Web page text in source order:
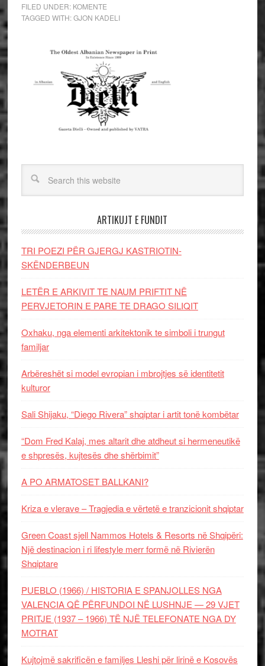
FILED UNDER: KOMENTE
TAGGED WITH:GJON KADELI
ARTIKUJT E FUNDIT
TRI POEZI PËR GJERGJ KASTRIOTIN-
SKËNDERBEUN
LETËR E ARKIVIT TE NAUM PRIFTIT NË
PERVJETORIN E PARE TE DRAGO SILIQIT
Oxhaku, nga elementi arkitektonik te simboli i trungut
familjar
Arbëreshët si model evropian i mbrojtjes së identitetit
kulturor
Sali Shijaku, “Diego Rivera” shqiptar i artit tonë kombëtar
“Dom Fred Kalaj, mes altarit dhe atdheut si hermeneutikë
e shpresës, kujtesës dhe shërbimit”
A PO ARMATOSET BALLKANI?
Kriza e vlerave – Tragjedia e vërtetë e tranzicionit shqiptar
Green Coast sjell Nammos Hotels & Resorts në Shqipëri:
Një destinacion i ri lifestyle merr formë në Rivierën
Shqiptare
PUEBLO (1966) / HISTORIA E SPANJOLLES NGA
VALENCIA QË PËRFUNDOI NË LUSHNJE — 29 VJET
PRITJE (1937 – 1966) TË NJË TELEFONATE NGA DY
MOTRAT
Kujtojmë sakrificën e familjes Lleshi për lirinë e Kosovës